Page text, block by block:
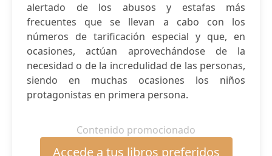
alertado de los abusos y estafas más
frecuentes que se llevan a cabo con los
números de tarificación especial y que, en
ocasiones, actúan aprovechándose de la
necesidad o de la incredulidad de las personas,
siendo en muchas ocasiones los niños
protagonistas en primera persona.
Contenido promocionado
Accede a tus libros preferidos